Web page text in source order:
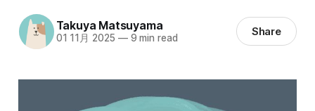
Takuya Matsuyama
01 11月 2025 —9 min read Share